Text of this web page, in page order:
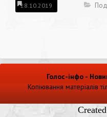
28.10.2019
Голос-інфо -
Копіювання матеріалів